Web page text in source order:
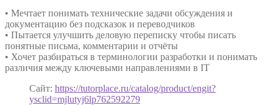
• Мечтает понимать технические задачи обсуждения и
документацию без подсказок и переводчиков
• Пытается улучшить деловую переписку чтобы писать
понятные письма, комментарии и отчёты
• Хочет разбираться в терминологии разработки и понимать
различия между ключевыми направлениями в IT
Сайт: https://tutorplace.ru/catalog/product/engit?
ysclid=mjlutyj6lp762592279